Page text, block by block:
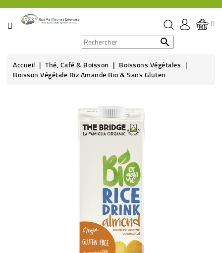
CATÉGORIE
ÉPICERIE
0

Accueil Thé, Café & Boisson Boissons Végétales
Boisson Végétale Riz Amande Bio & Sans Gluten